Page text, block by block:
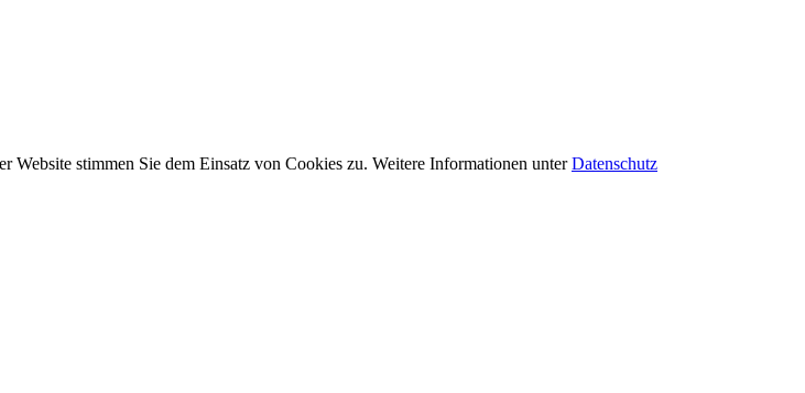
Website stimmen Sie dem Einsatz von Cookies zu. Weitere Informationen unterDatenschutz